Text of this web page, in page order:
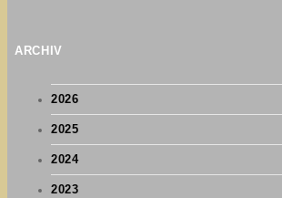
ARCHIV
2026
2025
2024
2023